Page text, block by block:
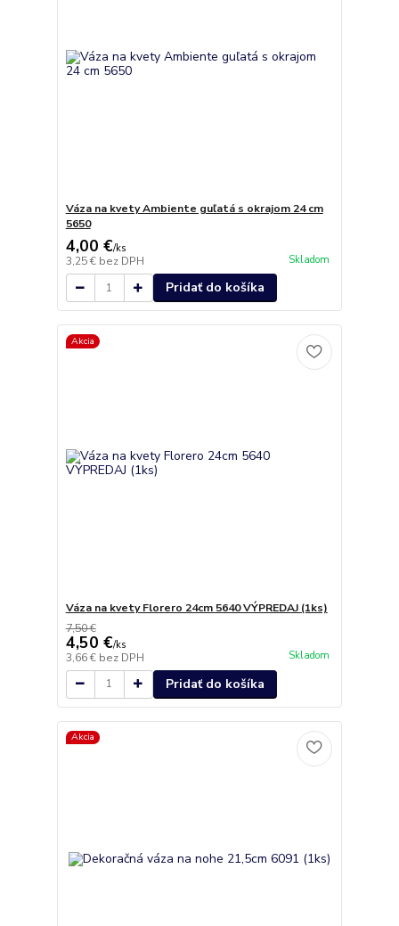
Váza na kvety Ambiente guľatá s okrajom 24 cm
5650
4,00 €/ks
3,25 € bez DPH Skladom
Pridať do košíka
Akcia
Váza na kvety Florero 24cm 5640 VÝPREDAJ (1ks)
7,50 €
4,50 €/ks
3,66 € bez DPH Skladom
Pridať do košíka
Akcia